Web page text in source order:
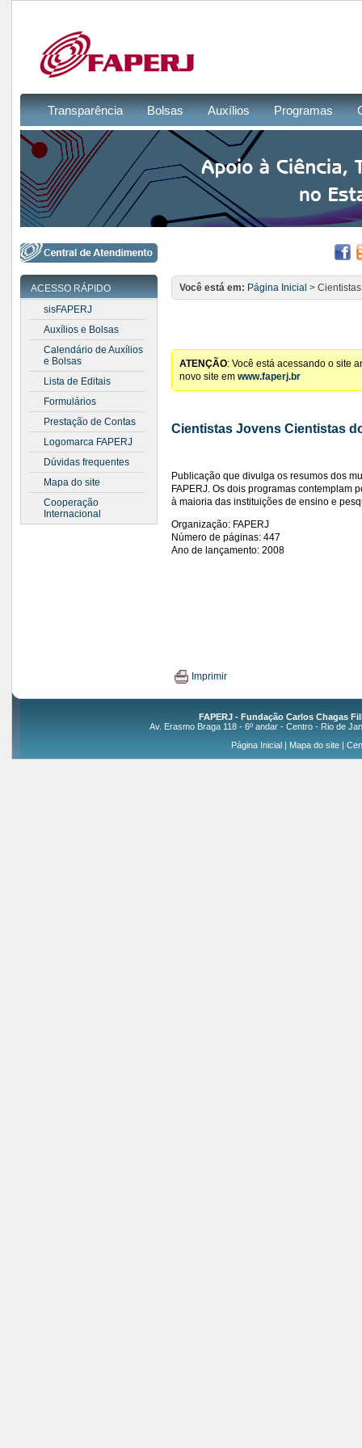
Transparência Bolsas Auxílios Programas
ACESSO RÁPIDO
sisFAPERJ
Auxílios e Bolsas
Calendário de Auxílios
e Bolsas
Lista de Editais
Formulários
Prestação de Contas
Logomarca FAPERJ
Dúvidas frequentes
Mapa do site
Cooperação
Internacional
Você está em: Página Inicial >
ATENÇÃO: Você está acessando o site
novo site em www.faperj.br
Cientistas Jovens Cientistas
Publicação que divulga os resumos dos
FAPERJ. Os dois programas contemplam
à maioria das instituições de ensino e
Organização: FAPERJ
Número de páginas: 447
Ano de lançamento: 2008
Imprimir
FAPERJ - Fundação Carlos Chagas
Av. Erasmo Braga 118 - 6º andar - Centro - Rio de
Página Inicial| Mapa do site|